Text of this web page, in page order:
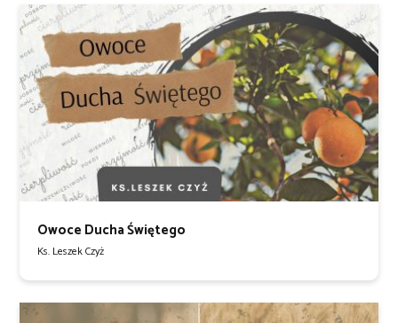
Owoce Ducha Świętego
Ks. Leszek Czyż